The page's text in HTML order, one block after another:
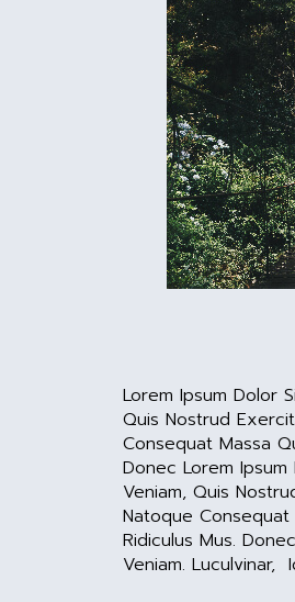
Lorem Ipsum Dolor
Quis Nostrud
Consequat Massa
Donec Lorem
Veniam, Quis
Natoque Consequat
Ridiculus Mus.
Veniam. Luculvinar,